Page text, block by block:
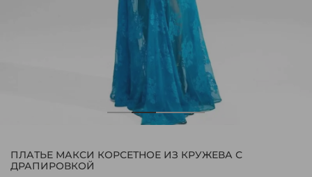
ПЛАТЬЕ МАКСИ КОРСЕТНОЕ ИЗ КРУЖЕВА С
ДРАПИРОВКОЙ